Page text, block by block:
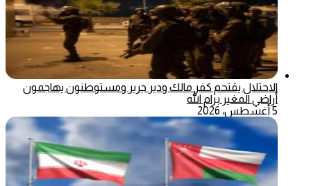
الاحتلال يقتحم كفر مالك ودير جرير ومستوطنون يهاجمون
أراضي المغير برام الله
5 أغسطس، 2026